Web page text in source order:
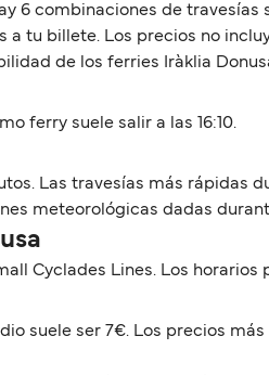
6 combinaciones de
tu billete. Los precios no
de los ferries Iràklia
ferry suele salir a las 16:10.
Las travesías más rápidas
meteorológicas dadas
Cyclades Lines. Los
suele ser 7€. Los precios